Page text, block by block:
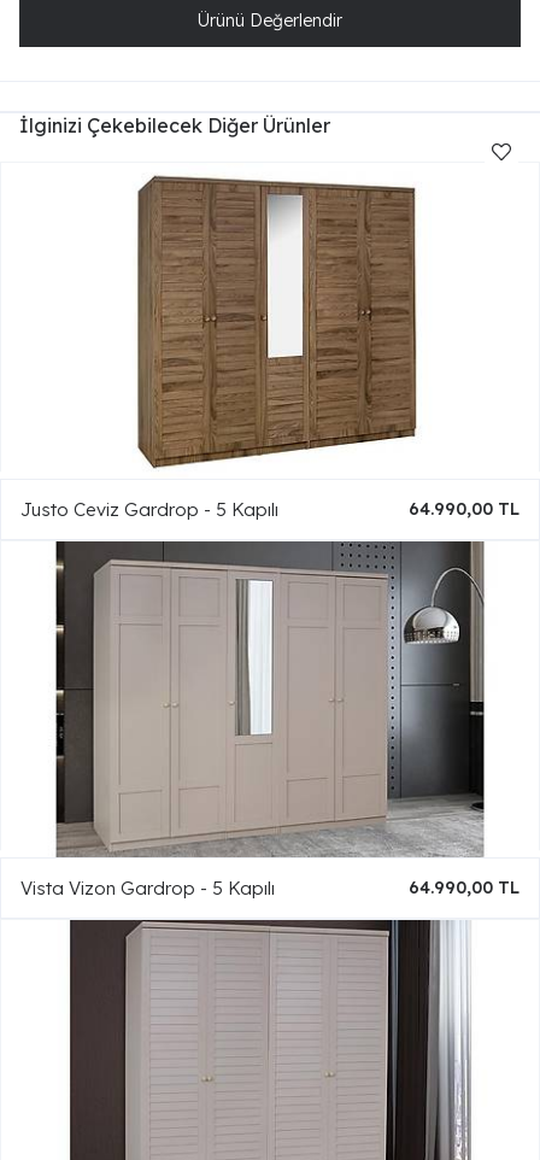
Ürünü Değerlendir
İlginizi Çekebilecek Diğer Ürünler
Justo Ceviz Gardrop - 5 Kapılı 64.990,00 TL
Vista Vizon Gardrop - 5 Kapılı 64.990,00 TL